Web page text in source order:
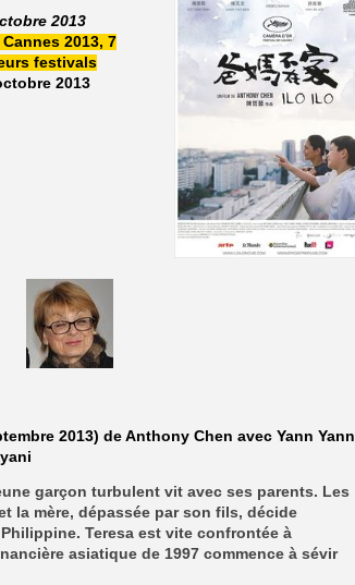
2013
2013, 7
festivals
2013
2013) de Anthony Chen avec Yann Yann
garçon turbulent vit avec ses parents. Les
la mère, dépassée par son fils, décide
Teresa est vite confrontée à
asiatique de 1997 commence à sévir